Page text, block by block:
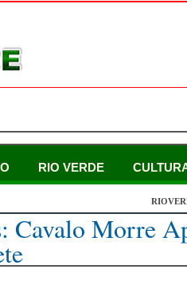
RIO VERDE
Cavalo Morre